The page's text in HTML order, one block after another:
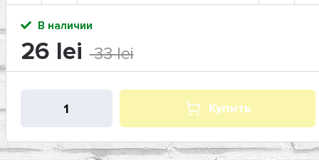
В наличии
26 lei 33 lei
Купить